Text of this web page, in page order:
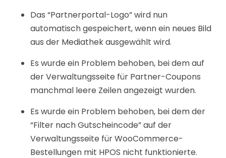
Das “Partnerportal-Logo” wird nun
automatisch gespeichert, wenn ein neues Bild
aus der Mediathek ausgewählt wird.
Es wurde ein Problem behoben, bei dem auf
der Verwaltungsseite für Partner-Coupons
manchmal leere Zeilen angezeigt wurden.
Es wurde ein Problem behoben, bei dem der
“Filter nach Gutscheincode” auf der
Verwaltungsseite für WooCommerce-
Bestellungen mit HPOS nicht funktionierte.